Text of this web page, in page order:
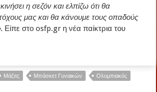
η σεζόν και ελπίζω ότι θα
μας και θα κάνουμε τους οπαδούς
Είπε στο osfp.gr η νέα παίκτρια του
Μάζιτς Μπάσκετ Γυναικών Ολυμπιακός